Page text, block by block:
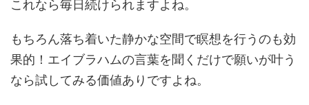
これなら毎日続けられますよね。
もちろん落ち着いた静かな空間で瞑想を行うのも効
果的！エイブラハムの言葉を聞くだけで願いが叶う
なら試してみる価値ありですよね。